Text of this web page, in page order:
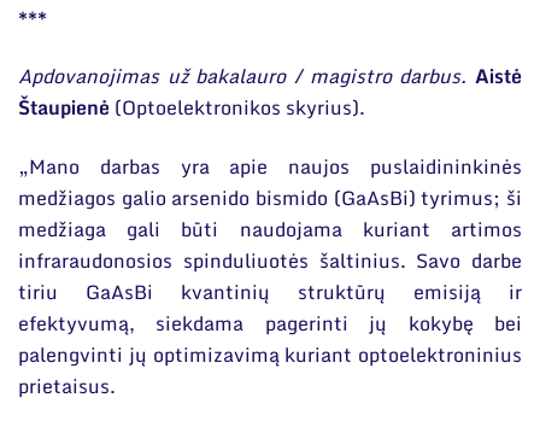
***
Apdovanojimas už bakalauro / magistro darbus. Aistė
Štaupienė(Optoelektronikos skyrius).
„Mano darbas yra apie naujos puslaidininkinės
medžiagos galio arsenido bismido (GaAsBi) tyrimus; ši
medžiaga gali būti naudojama kuriant artimos
infraraudonosios spinduliuotės šaltinius. Savo darbe
tiriu GaAsBi kvantinių struktūrų emisiją ir
efektyvumą, siekdama pagerinti jų kokybę bei
palengvinti jų optimizavimą kuriant optoelektroninius
prietaisus.